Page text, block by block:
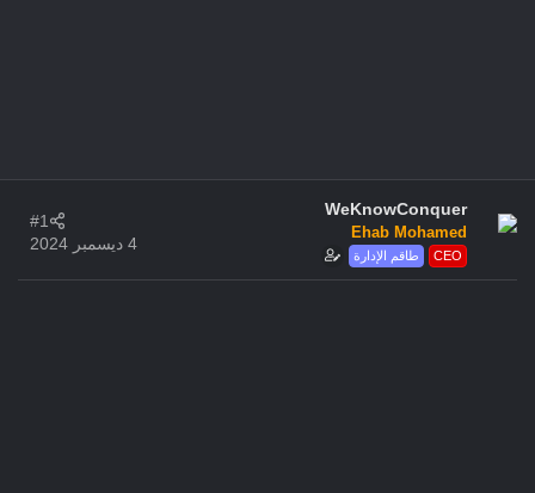
WeKnowConquer
Ehab Mohamed
طاقم الإدارة CEO
4 ديسمبر 2024
#1